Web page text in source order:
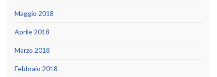
Maggio 2018
Aprile 2018
Marzo 2018
Febbraio 2018